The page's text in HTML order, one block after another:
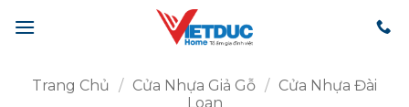
qua
dungTrang Chủ / Cửa Nhựa Giả Gỗ / Cửa Nhựa Đài
Loan